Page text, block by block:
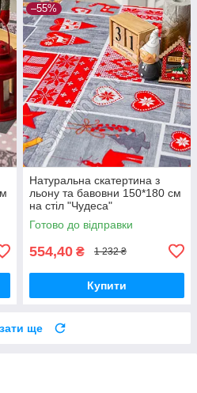
–55%
Натуральна скатертина з
льону та бавовни 150*180 см
на стіл "Чудеса"
Готово до відправки
554,40 ₴ 1 232 ₴
Купити
ще